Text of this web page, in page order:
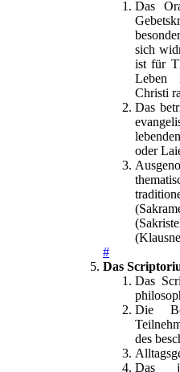
Das
sich
ist für
Leben
Christi
Das
oder
#
Das
Das
Die
des
Das